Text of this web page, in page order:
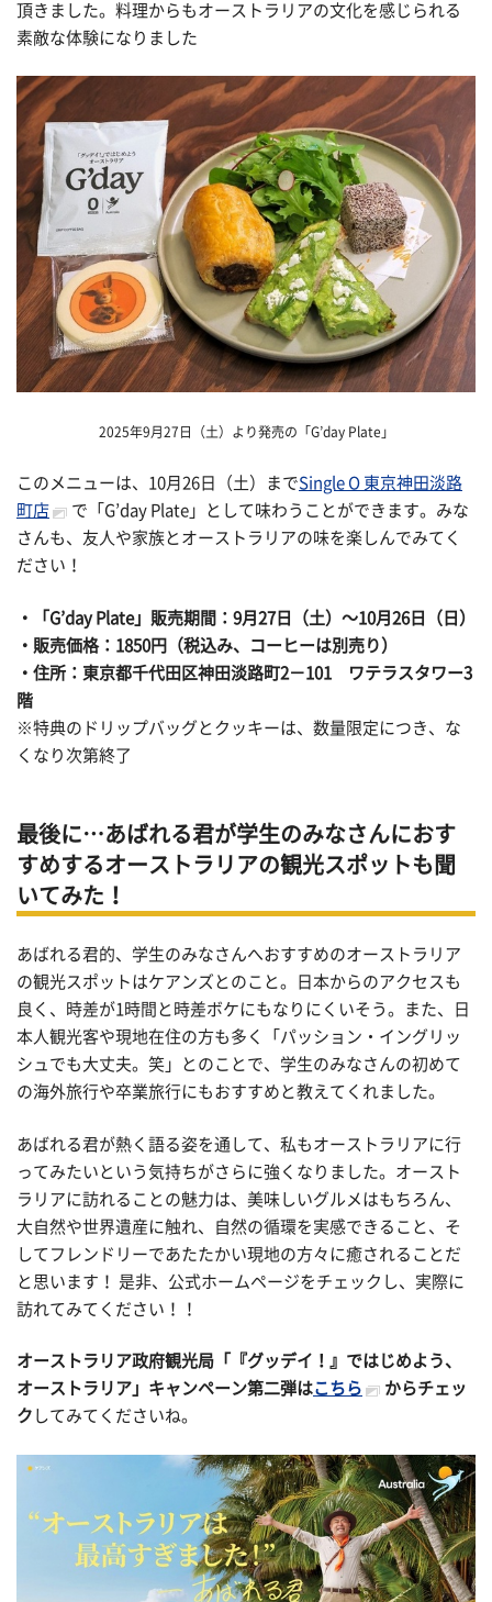
頂きました。料理からもオーストラリアの文化を感じられる
素敵な体験になりました
2025年9 月 27 日（土）より発売の「 G’day Plate 」
このメニューは、10月 26 日（土）までSingle O 東京神田淡路
町店
で「 G’day Plate 」として味わうことができます。みな
さんも、友人や家族とオーストラリアの味を楽しんでみてく
ださい！
・「G’day Plate」販売期間： 9月 27日（土）～10月 26日（日）
・販売価格：1850円（税込み、コーヒーは別売り）
・住所：東京都千代田区神田淡路町2－101 ワテラスタワー3
階
※特典のドリップバッグとクッキーは、数量限定につき、な
くなり次第終了
最後に…あばれる君が学生のみなさんにおす
すめするオーストラリアの観光スポットも聞
いてみた！
あばれる君的、学生のみなさんへおすすめのオーストラリア
の観光スポットはケアンズとのこと。日本からのアクセスも
良く、時差が1時間と時差ボケにもなりにくいそう。また、日
本人観光客や現地在住の方も多く「パッション・イングリッ
シュでも大丈夫。笑」とのことで、学生のみなさんの初めて
の海外旅行や卒業旅行にもおすすめと教えてくれました。
あばれる君が熱く語る姿を通して、私もオーストラリアに行
ってみたいという気持ちがさらに強くなりました。オースト
ラリアに訪れることの魅力は、美味しいグルメはもちろん、
大自然や世界遺産に触れ、自然の循環を実感できること、そ
してフレンドリーであたたかい現地の方々に癒されることだ
と思います！ 是非、公式ホームページをチェックし、実際に
訪れてみてください！！
オーストラリア政府観光局「『グッデイ！』ではじめよう、
オーストラリア」キャンペーン第二弾はこちら
からチェッ
ク してみてくださいね。